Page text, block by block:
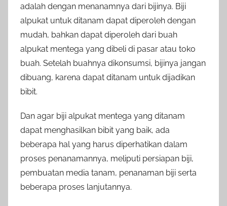
adalah dengan menanamnya dari bijinya. Biji
alpukat untuk ditanam dapat diperoleh dengan
mudah, bahkan dapat diperoleh dari buah
alpukat mentega yang dibeli di pasar atau toko
buah. Setelah buahnya dikonsumsi, bijinya jangan
dibuang, karena dapat ditanam untuk dijadikan
bibit.
Dan agar biji alpukat mentega yang ditanam
dapat menghasilkan bibit yang baik, ada
beberapa hal yang harus diperhatikan dalam
proses penanamannya, meliputi persiapan biji,
pembuatan media tanam, penanaman biji serta
beberapa proses lanjutannya.